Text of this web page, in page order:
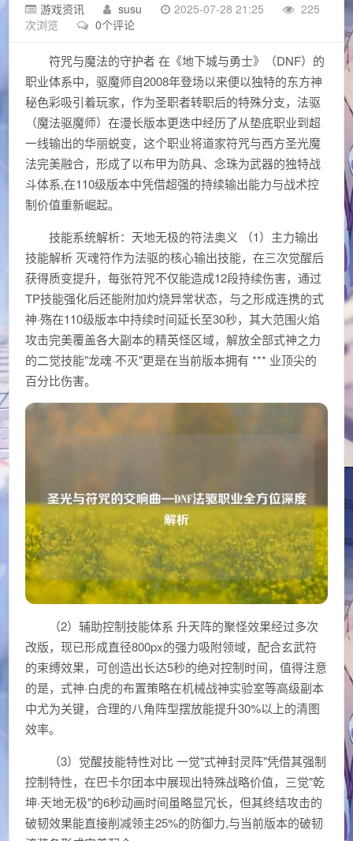
游戏资讯 susu 2025-07-28 21:25
225
次浏览
0个评论
符咒与魔法的守护者 在《地下城与勇士》（DNF）的
职业体系中，驱魔师自2008年登场以来便以独特的东方神
秘色彩吸引着玩家，作为圣职者转职后的特殊分支，法驱
（魔法驱魔师）在漫长版本更迭中经历了从垫底职业到超
一线输出的华丽蜕变，这个职业将道家符咒与西方圣光魔
法完美融合，形成了以布甲为防具、念珠为武器的独特战
斗体系,在110级版本中凭借超强的持续输出能力与战术控
制价值重新崛起。
技能系统解析：天地无极的符法奥义 （1）主力输出
技能解析 灭魂符作为法驱的核心输出技能，在三次觉醒后
获得质变提升，每张符咒不仅能造成12段持续伤害，通过
TP技能强化后还能附加灼烧异常状态，与之形成连携的式
神·殇在110级版本中持续时间延长至30秒，其大范围火焰
攻击完美覆盖各大副本的精英怪区域，解放全部式神之力
的二觉技能"龙魂·不灭"更是在当前版本拥有 *** 业顶尖的
百分比伤害。
（2）辅助控制技能体系 升天阵的聚怪效果经过多次
改版，现已形成直径800px的强力吸附领域，配合玄武符
的束缚效果，可创造出长达5秒的绝对控制时间，值得注意
的是，式神·白虎的布置策略在机械战神实验室等高级副本
中尤为关键，合理的八角阵型摆放能提升30%以上的清图
效率。
（3）觉醒技能特性对比 一觉"式神封灵阵"凭借其强制
控制特性，在巴卡尔团本中展现出特殊战略价值，三觉"乾
坤·天地无极"的6秒动画时间虽略显冗长，但其终结攻击的
破韧效果能直接削减领主25%的防御力,与当前版本的破韧